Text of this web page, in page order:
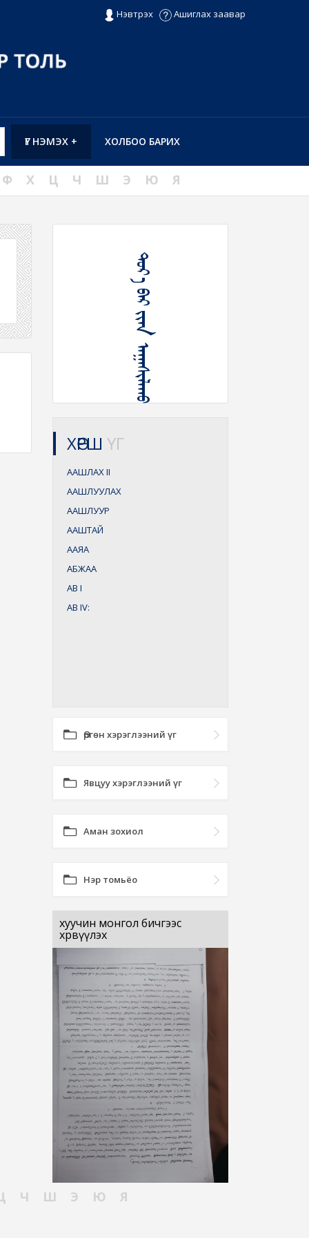
Нэвтрэх Ашиглах заавар
ХОЛБОО БАРИХ
ҮГ НЭМЭХ +
Ф Х Ц Ч Ш Э Ю Я
ᠳᠤᠷ᠎ᠠ ᠪᠠᠷ ᠢᠢᠠᠨ ᠠᠭᠠᠰᠢᠯᠠᠬᠤ
ХӨРШ ҮГ
ААШЛАХII
ААШЛУУЛАХ
ААШЛУУР
ААШТАЙ
ААЯА
АБЖАА
АВ I
АВ IV:
Өргөн хэрэглээний үг
Явцуу хэрэглээний үг
Аман зохиол
Нэр томьёо
хуучин монгол бичгээс
хөрвүүлэх
Ч Ш Э Ю Я